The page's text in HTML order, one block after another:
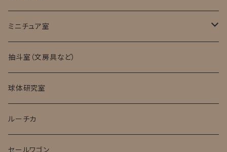
ミニチュア室
ミニチュア試験管入標本
抽斗室（文房具など）
球体研究室
ルーチカ
セールワゴン